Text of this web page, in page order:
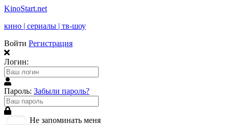
KinoStart.net
кино | сериалы | тв-шоу
Войти Регистрация
Логин:
Пароль: Забыли пароль?
Не запоминать меня